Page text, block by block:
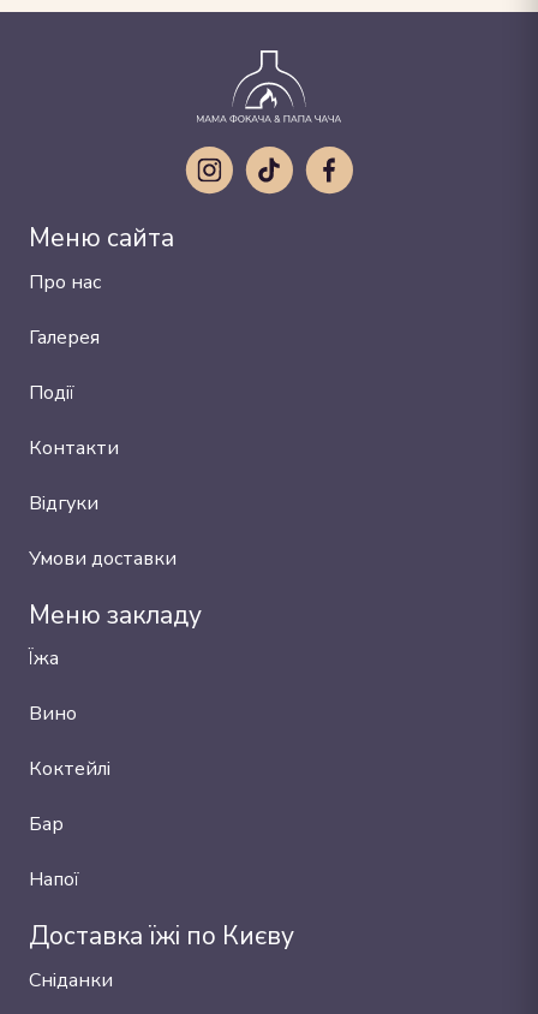
Меню сайта
Про нас
Галерея
Події
Контакти
Відгуки
Умови доставки
Меню закладу
Їжа
Вино
Коктейлі
Бар
Напої
Доставка їжі по Києву
Сніданки